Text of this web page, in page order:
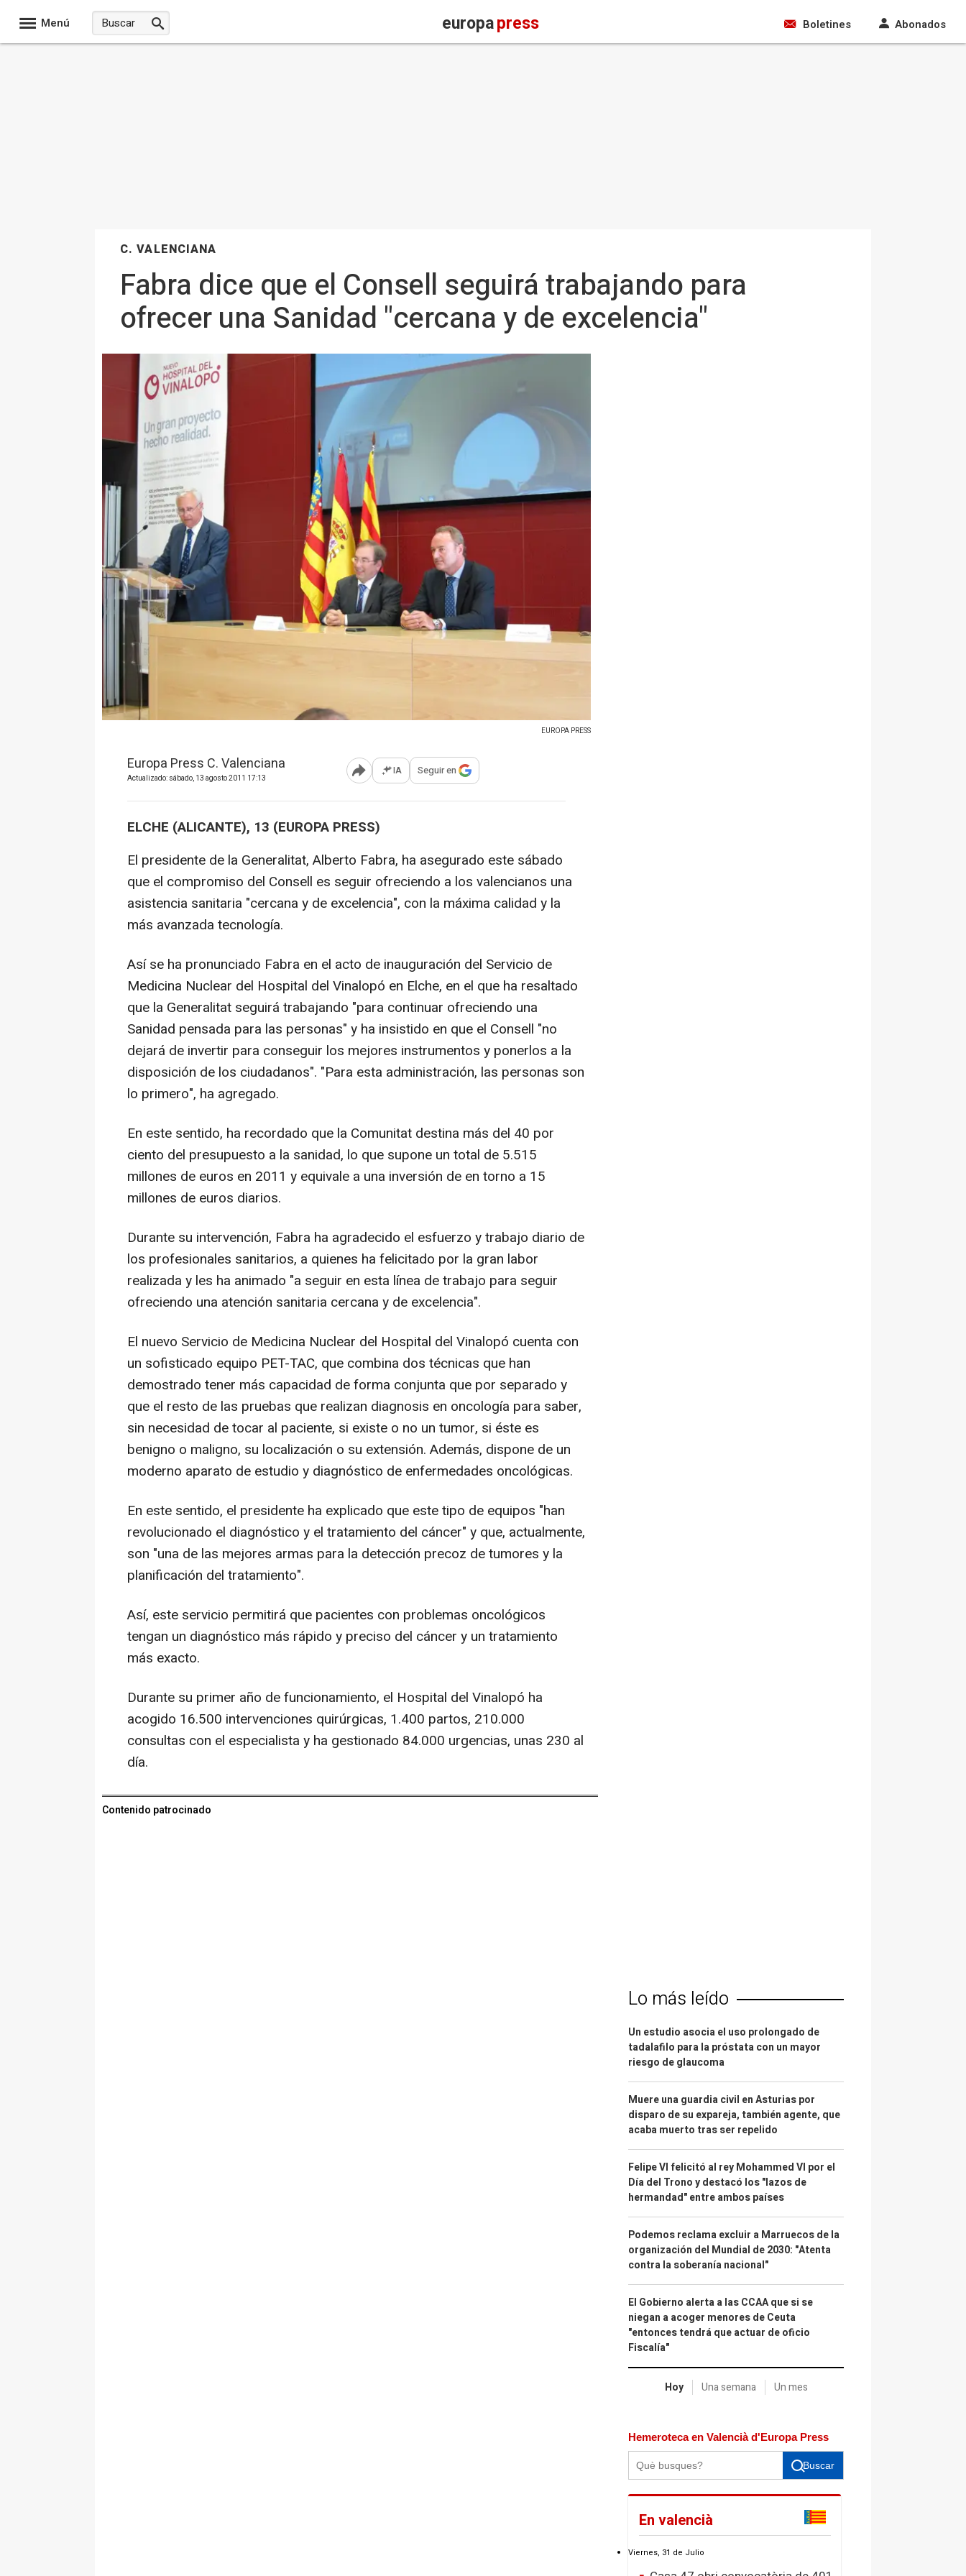
Menú europapress Boletines Abonados
C. VALENCIANA
Fabra dice que el Consell seguirá trabajando para
ofrecer una Sanidad "cercana y de excelencia"
EUROPA PRESS
Europa Press C. Valenciana
Actualizado: sábado, 13 agosto 2011 17:13 Abrir opciones para compartir
IA Seguir en
ELCHE (ALICANTE), 13 (EUROPA PRESS)
El presidente de la Generalitat, Alberto Fabra, ha asegurado este sábado
que el compromiso del Consell es seguir ofreciendo a los valencianos una
asistencia sanitaria "cercana y de excelencia", con la máxima calidad y la
más avanzada tecnología.
Así se ha pronunciado Fabra en el acto de inauguración del Servicio de
Medicina Nuclear del Hospital del Vinalopó en Elche, en el que ha resaltado
que la Generalitat seguirá trabajando "para continuar ofreciendo una
Sanidad pensada para las personas" y ha insistido en que el Consell "no
dejará de invertir para conseguir los mejores instrumentos y ponerlos a la
disposición de los ciudadanos". "Para esta administración, las personas son
lo primero", ha agregado.
En este sentido, ha recordado que la Comunitat destina más del 40 por
ciento del presupuesto a la sanidad, lo que supone un total de 5.515
millones de euros en 2011 y equivale a una inversión de en torno a 15
millones de euros diarios.
Durante su intervención, Fabra ha agradecido el esfuerzo y trabajo diario de
los profesionales sanitarios, a quienes ha felicitado por la gran labor
realizada y les ha animado "a seguir en esta línea de trabajo para seguir
ofreciendo una atención sanitaria cercana y de excelencia".
El nuevo Servicio de Medicina Nuclear del Hospital del Vinalopó cuenta con
un sofisticado equipo PET-TAC, que combina dos técnicas que han
demostrado tener más capacidad de forma conjunta que por separado y
que el resto de las pruebas que realizan diagnosis en oncología para saber,
sin necesidad de tocar al paciente, si existe o no un tumor, si éste es
benigno o maligno, su localización o su extensión. Además, dispone de un
moderno aparato de estudio y diagnóstico de enfermedades oncológicas.
En este sentido, el presidente ha explicado que este tipo de equipos "han
revolucionado el diagnóstico y el tratamiento del cáncer" y que, actualmente,
son "una de las mejores armas para la detección precoz de tumores y la
planificación del tratamiento".
Así, este servicio permitirá que pacientes con problemas oncológicos
tengan un diagnóstico más rápido y preciso del cáncer y un tratamiento
más exacto.
Durante su primer año de funcionamiento, el Hospital del Vinalopó ha
acogido 16.500 intervenciones quirúrgicas, 1.400 partos, 210.000
consultas con el especialista y ha gestionado 84.000 urgencias, unas 230 al
día.
Contenido patrocinado
Lo más leído
Un estudio asocia el uso prolongado de
tadalafilo para la próstata con un mayor
riesgo de glaucoma
Muere una guardia civil en Asturias por
disparo de su expareja, también agente, que
acaba muerto tras ser repelido
Felipe VI felicitó al rey Mohammed VI por el
Día del Trono y destacó los "lazos de
hermandad" entre ambos países
Podemos reclama excluir a Marruecos de la
organización del Mundial de 2030: "Atenta
contra la soberanía nacional"
El Gobierno alerta a las CCAA que si se
niegan a acoger menores de Ceuta
"entonces tendrá que actuar de oficio
Fiscalía"
Hoy Una semana Un mes
Hemeroteca en Valencià d'Europa Press
Buscar
En valencià
Viernes, 31 de Julio